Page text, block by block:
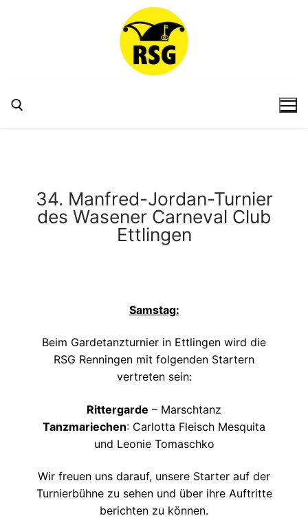
34. Manfred-Jordan-Turnier
des Wasener Carneval Club
Ettlingen
Samstag:
Beim Gardetanzturnier in Ettlingen wird die
RSG Renningen mit folgenden Startern
vertreten sein:
Rittergarde – Marschtanz
Tanzmariechen: Carlotta Fleisch Mesquita
und Leonie Tomaschko
Wir freuen uns darauf, unsere Starter auf der
Turnierbühne zu sehen und über ihre Auftritte
berichten zu können.